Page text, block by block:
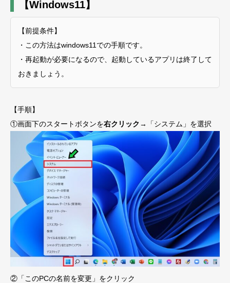
【Windows11】
【前提条件】
・この方法はwindows11での手順です。
・再起動が必要になるので、起動しているアプリは終了して
おきましょう。
【手順】
①画面下のスタートボタンを右クリック →「システム」を選択
②「このPCの名前を変更」をクリック